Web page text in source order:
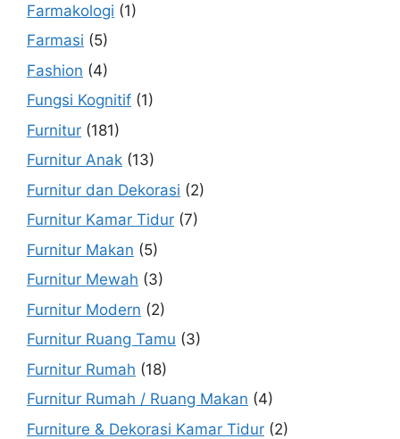
Farmakologi (1)
Farmasi (5)
Fashion (4)
Fungsi Kognitif (1)
Furnitur (181)
Furnitur Anak (13)
Furnitur dan Dekorasi (2)
Furnitur Kamar Tidur (7)
Furnitur Makan (5)
Furnitur Mewah (3)
Furnitur Modern (2)
Furnitur Ruang Tamu (3)
Furnitur Rumah (18)
Furnitur Rumah / Ruang Makan (4)
Furniture & Dekorasi Kamar Tidur (2)